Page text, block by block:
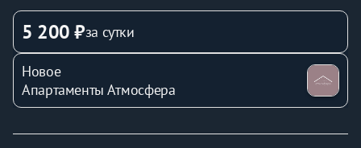
*🐱
согласованию (за отдельную плату от 300 руб. за
сутки)!
*🧹 Дополнительная
бесплатная уборкакаждые 5
дней для наших гостей.
⭐️Апартаменты в новом современном доме в тихом
центре Перми. Стильная, просторная евротрешка для
5 200 ₽за сутки
Новое
Апартаменты Атмосфера